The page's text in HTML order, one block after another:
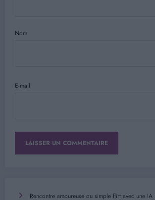
Nom
E-mail
Rencontre amoureuse ou simple flirt avec une